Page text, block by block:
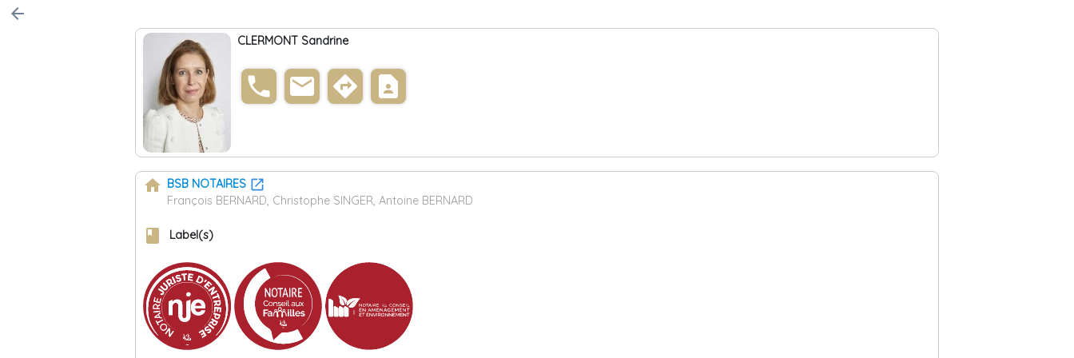
arrow_back
CLERMONT Sandrine
phone email directions contact_page
home BSB NOTAIRES
François BERNARD, Christophe SINGER, Antoine BERNARD
book Label(s)